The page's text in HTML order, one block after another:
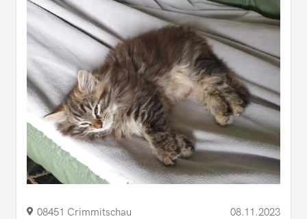
08451 Crimmitschau 08.11.2023